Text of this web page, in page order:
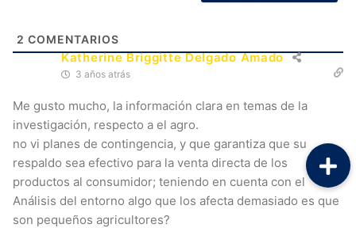
2 COMENTARIOS
Katherine Briggitte Delgado Amado
3 años atrás
Me gusto mucho, la información clara en temas de la
investigación, respecto a el agro.
no vi planes de contingencia, y que garantiza que su
respaldo sea efectivo para la venta directa de los
productos al consumidor; teniendo en cuenta con el
Análisis del entorno algo que los afecta demasiado es que
son pequeños agricultores?